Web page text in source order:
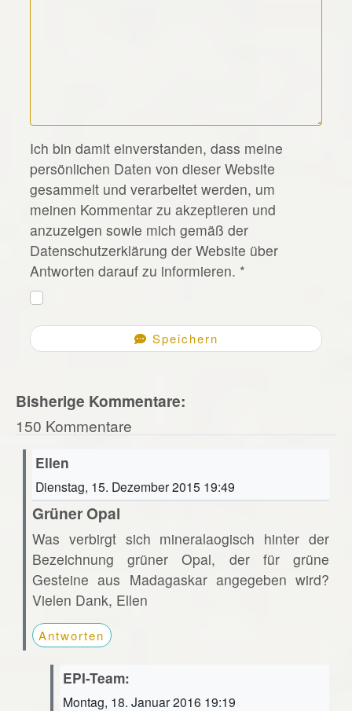
*
Ich bin damit einverstanden, dass meine
persönlichen Daten von dieser Website
gesammelt und verarbeitet werden, um
meinen Kommentar zu akzeptieren und
anzuzeigen sowie mich gemäß der
Datenschutzerklärung der Website über
Antworten darauf zu informieren. *
Speichern
Bisherige Kommentare:
150 Kommentare
Ellen
Dienstag, 15. Dezember 2015 19:49
Grüner Opal
Was verbirgt sich mineralaogisch hinter der
Bezeichnung grüner Opal, der für grüne
Gesteine aus Madagaskar angegeben wird?
Vielen Dank, Ellen
Antworten
EPI-Team:
Montag, 18. Januar 2016 19:19